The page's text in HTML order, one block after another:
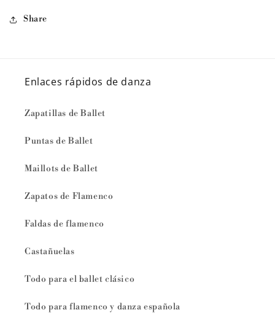
Share
Enlaces rápidos de danza
Zapatillas de Ballet
Puntas de Ballet
Maillots de Ballet
Zapatos de Flamenco
Faldas de flamenco
Castañuelas
Todo para el ballet clásico
Todo para flamenco y danza española